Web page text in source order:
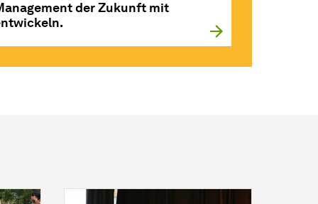
der Zukunft mit